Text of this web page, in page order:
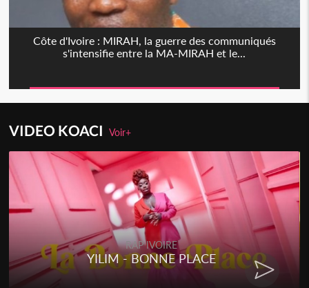
Côte d'Ivoire : MIRAH, la guerre des communiqués
s'intensifie entre la MA-MIRAH et le...
VIDEO KOACIVoir+
RAP IVOIRE
YILIM - BONNE PLACE